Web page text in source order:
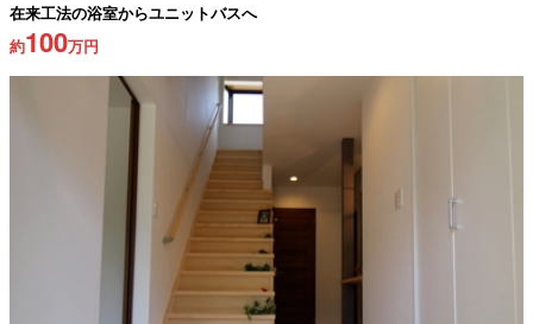
在来工法の浴室からユニットバスへ
約100万円